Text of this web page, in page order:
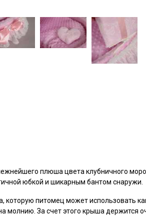
плюша цвета клубничного
юбкой и шикарным бантом снаружи.
которую питомец может использовать
молнию. За счет этого крыша держится